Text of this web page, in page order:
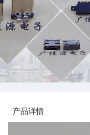
usb 3.0
micro usb
mini usb
防水usb接口
轻触开关
产品详情